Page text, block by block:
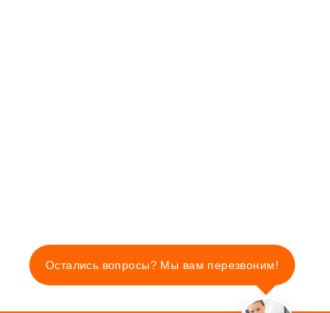
Остались вопросы? Мы вам перезвоним!